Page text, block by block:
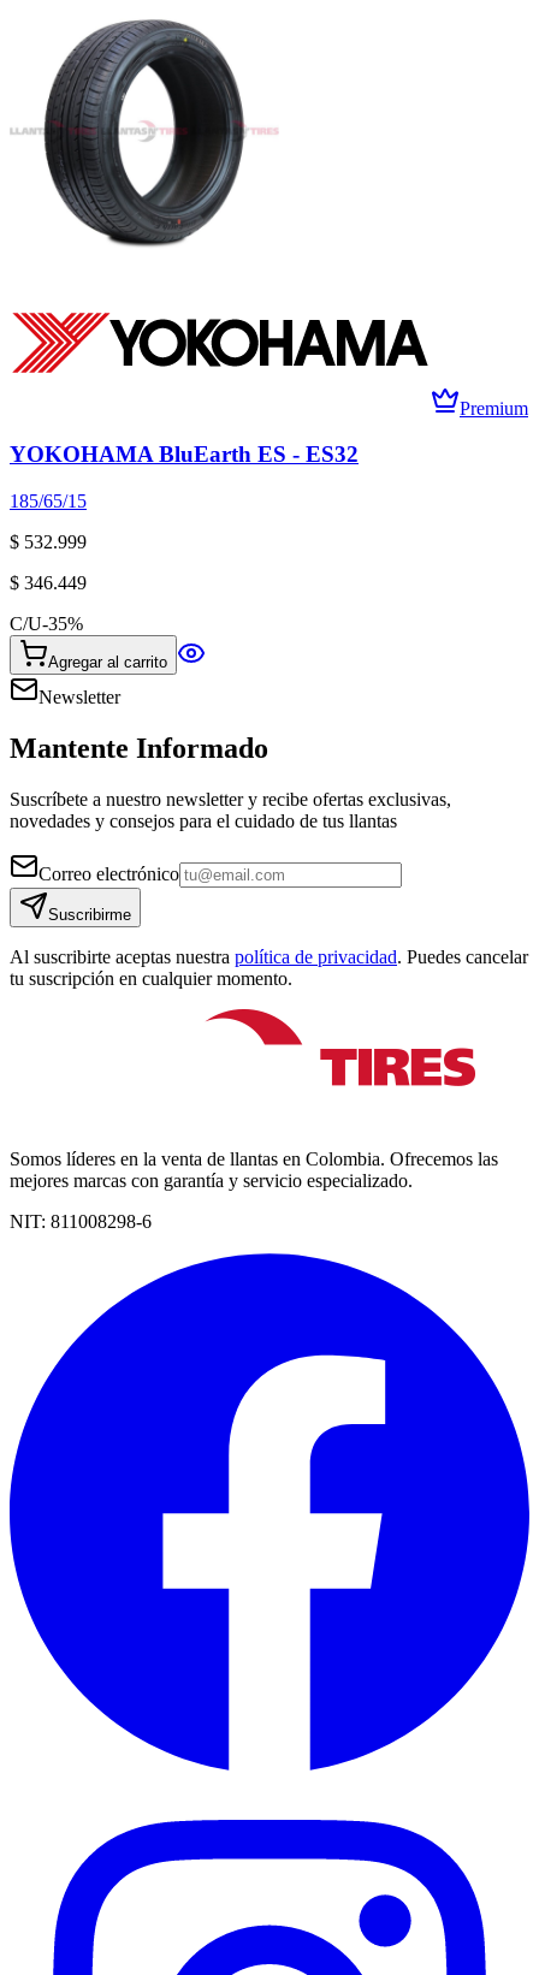
Premium
YOKOHAMA BluEarth ES - ES32
185/65/15
$ 532.999
$ 346.449
C/U-35%
Agregar al carrito
Newsletter
Mantente Informado
Suscríbete a nuestro newsletter y recibe ofertas exclusivas,
novedades y consejos para el cuidado de tus llantas
Correo electrónico
Suscribirme
Al suscribirte aceptas nuestra política de privacidad. Puedes cancelar
tu suscripción en cualquier momento.
Somos líderes en la venta de llantas en Colombia. Ofrecemos las
mejores marcas con garantía y servicio especializado.
NIT: 811008298-6